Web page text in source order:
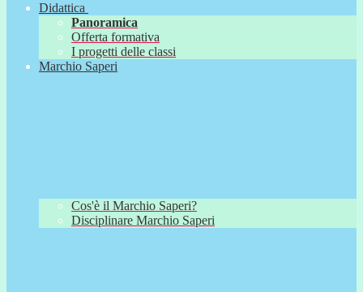
Didattica
Panoramica
Offerta formativa
I progetti delle classi
Marchio Saperi
Cos'è il Marchio Saperi?
Disciplinare Marchio Saperi